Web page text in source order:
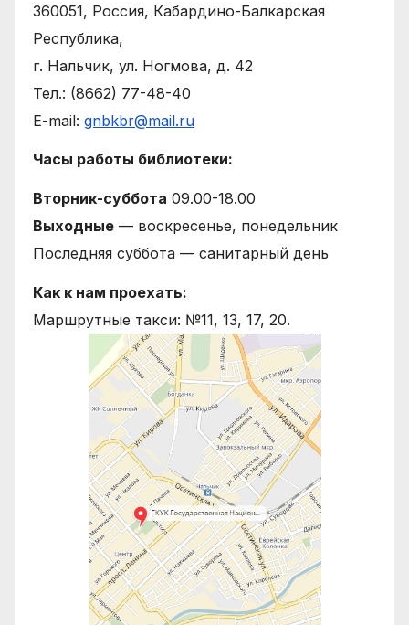
360051, Россия, Кабардино-Балкарская
Республика,
г. Нальчик, ул. Ногмова, д. 42
Тел.: (8662) 77-48-40
E-mail: gnbkbr@mail.ru
Часы работы библиотеки:
Вторник-суббота 09.00-18.00
Выходные — воскресенье, понедельник
Последняя суббота — санитарный день
Как к нам проехать:
Маршрутные такси: №11, 13, 17, 20.